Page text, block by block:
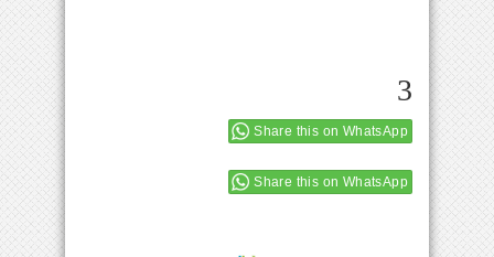
3
Share this on WhatsApp
Share this on WhatsApp